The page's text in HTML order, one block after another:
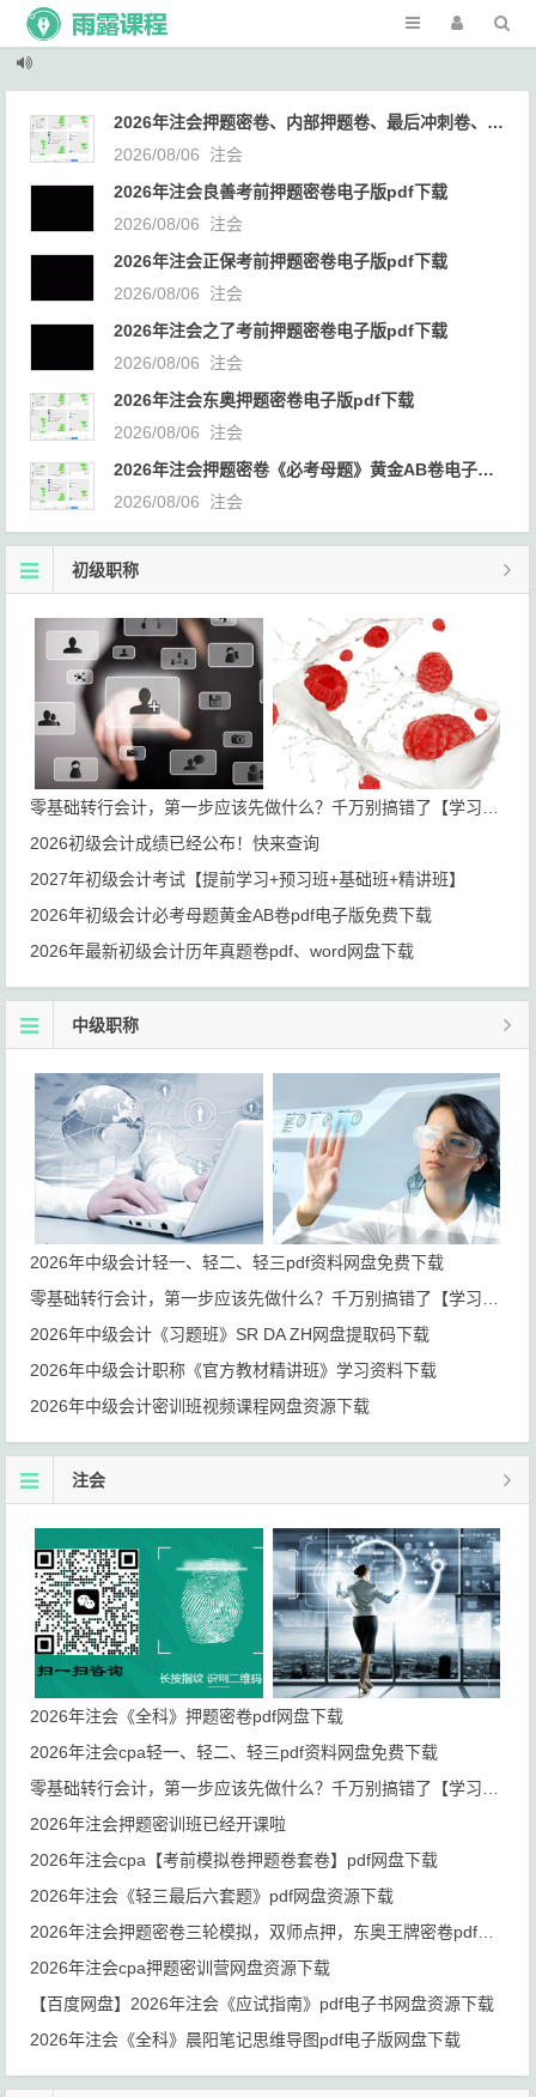
2026年注会押题密卷、内部押题卷、最后冲刺卷、黄金AB卷电子版网盘下载
2026/08/06
注会
2026年注会良善考前押题密卷电子版pdf下载
2026/08/06
注会
2026年注会正保考前押题密卷电子版pdf下载
2026/08/06
注会
2026年注会之了考前押题密卷电子版pdf下载
2026/08/06
注会
2026年注会东奥押题密卷电子版pdf下载
2026/08/06
注会
2026年注会押题密卷《必考母题》黄金AB卷电子版网盘下载
2026/08/06
注会
初级职称
2026初级会计成绩已经公布！快来查询
2027年初级会计考试【提前学习+预习班+基础班+精讲班】
2026年初级会计必考母题黄金AB卷pdf电子版免费下载
2026年最新初级会计历年真题卷pdf、word网盘下载
中级职称
2026年中级会计轻一、轻二、轻三pdf资料网盘免费下载
2026年中级会计《习题班》SR DA ZH网盘提取码下载
2026年中级会计职称《官方教材精讲班》学习资料下载
2026年中级会计密训班视频课程网盘资源下载
注会
2026年注会《全科》押题密卷pdf网盘下载
2026年注会cpa轻一、轻二、轻三pdf资料网盘免费下载
零基础转行会计，第一步应该先做什么？千万别搞错了【学习路线+岗位规划】
2026年注会押题密训班已经开课啦
2026年注会cpa【考前模拟卷押题卷套卷】pdf网盘下载
2026年注会《轻三最后六套题》pdf网盘资源下载
2026年注会押题密卷三轮模拟，双师点押，东奥王牌密卷pdf网盘资源下载
2026年注会cpa押题密训营网盘资源下载
【百度网盘】2026年注会《应试指南》pdf电子书网盘资源下载
2026年注会《全科》晨阳笔记思维导图pdf电子版网盘下载